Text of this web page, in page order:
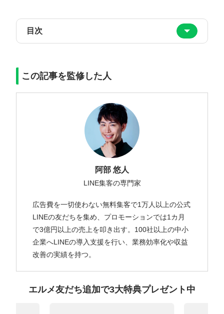
目次
この記事を監修した人
阿部 悠人
LINE集客の専門家
広告費を一切使わない無料集客で1万人以上の公式
LINEの友だちを集め、プロモーションでは1カ月
で3億円以上の売上を叩き出す。100社以上の中小
企業へLINEの導入支援を行い、業務効率化や収益
改善の実績を持つ。
エルメ友だち追加で3大特典プレゼント中